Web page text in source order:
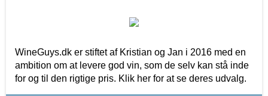
WineGuys.dk er stiftet af Kristian og Jan i 2016 med en
ambition om at levere god vin, som de selv kan stå inde
for og til den rigtige pris. Klik her for at se deres udvalg.